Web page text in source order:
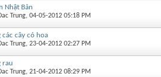
Nhật Bản
Trung, 04-05-2012 05:18 PM
các cây có hoa
Trung, 23-04-2012 02:27 PM
rau
Trung, 21-04-2012 08:29 PM